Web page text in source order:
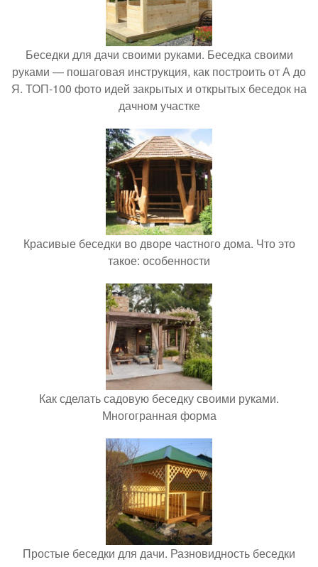
Беседки для дачи своими руками. Беседка своими
руками — пошаговая инструкция, как построить от А до
Я. ТОП-100 фото идей закрытых и открытых беседок на
дачном участке
Красивые беседки во дворе частного дома. Что это
такое: особенности
Как сделать садовую беседку своими руками.
Многогранная форма
Простые беседки для дачи. Разновидность беседки